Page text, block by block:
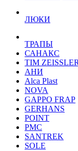
ЛЮКИ
ТРАПЫ
САНАКС
TIM ZEISSLER
АНИ
Alca Plast
NOVA
GAPPO FRAP
GERHANS
POINT
РМС
SANTREK
SOLE